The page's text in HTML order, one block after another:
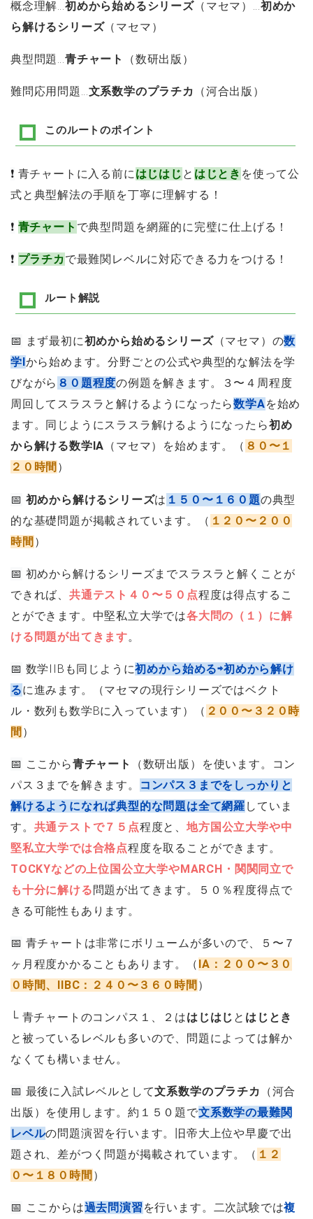
概念理解…初めから始めるシリーズ（マセマ）… 初めか
ら解けるシリーズ（マセマ）
典型問題…青チャート （数研出版）
難問応用問題… 文系数学のプラチカ （河合出版）
このルートのポイント
❗ 青チャートに入る前に はじはじ と はじとき を使って公
式と典型解法の手順を丁寧に理解する！
❗ 青チャート で典型問題を網羅的に完璧に仕上げる！
❗ プラチカ で最難関レベルに対応できる力をつける！
ルート解説
📅 まず最初に初めから始めるシリーズ（マセマ）の数
学I から始めます。分野ごとの公式や典型的な解法を学
びながら ８０題程度の例題を解きます。３〜４周程度
周回してスラスラと解けるようになったら数学Aを始め
ます。同じようにスラスラ解けるようになったら初め
から解ける数学IA （マセマ）を始めます。（ ８０〜１
２０時間 ）
📅 初めから解けるシリーズは １５０〜１６０題の典型
的な基礎問題が掲載されています。（ １２０〜２００
時間 ）
📅 初めから解けるシリーズまでスラスラと解くことが
できれば、共通テスト４０〜５０点程度は得点するこ
とができます。中堅私立大学では各大問の（１）に解
ける問題が出てきます。
📅 数学IIBも同じように初めから始める⇨初めから解け
るに進みます。（マセマの現行シリーズではベクト
ル・数列も数学Bに入っています）（ ２００〜３２０時
間 ）
📅 ここから青チャート
（数研出版）を使います。コン
パス３までを解きます。
コンパス３までをしっかりと
解けるようになれば典型的な問題は全て網羅 していま
す。 共通テストで７５点程度と、地方国公立大学や中
堅私立大学では合格点程度を取ることができます。
TOCKYなどの上位国公立大学やMARCH・関関同立で
も十分に解ける問題が出てきます。５０％程度得点で
きる可能性もあります。
📅 青チャートは非常にボリュームが多いので、５〜７
ヶ月程度かかることもあります。（ IA：２００〜３０
０時間、IIBC：２４０〜３６０時間 ）
└ 青チャートのコンパス１、２ははじはじ と はじとき
と被っているレベルも多いので、問題によっては解か
なくても構いません。
📅 最後に入試レベルとして文系数学のプラチカ
（河合
出版）を使用します。約１５０題で文系数学の最難関
レベルの問題演習を行います。旧帝大上位や早慶で出
題され、差がつく問題が掲載されています。（ １２
０〜１８０時間 ）
📅 ここからは過去問演習 を行います。二次試験では複